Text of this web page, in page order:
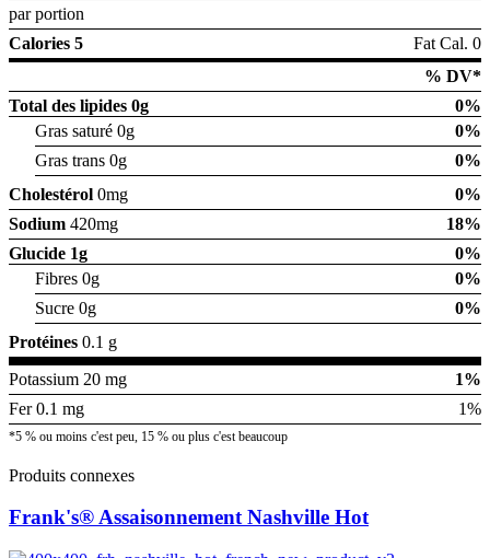
par portion
Calories 5
Fat Cal. 0
% DV*
Total des lipides 0g
0%
Gras saturé 0g
0%
Gras trans 0g
0%
Cholestérol 0mg
0%
Sodium 420mg
18%
Glucide 1g
0%
Fibres 0g
0%
Sucre 0g
0%
Protéines 0.1 g
Potassium 20 mg
1%
Fer 0.1 mg
1%
*5 % ou moins c'est peu, 15 % ou plus c'est beaucoup
Produits connexes
Frank's® Assaisonnement Nashville Hot